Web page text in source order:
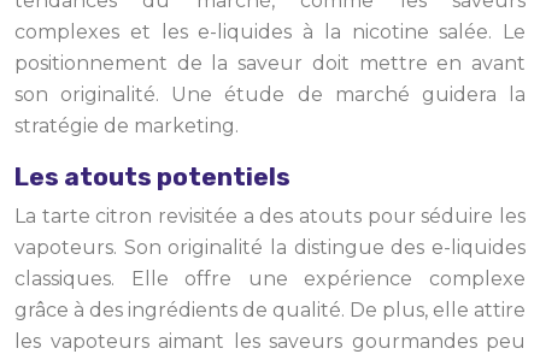
complexes et les e-liquides à la nicotine salée. Le
positionnement de la saveur doit mettre en avant
son originalité. Une étude de marché guidera la
stratégie de marketing.
Les atouts potentiels
La tarte citron revisitée a des atouts pour séduire les
vapoteurs. Son originalité la distingue des e-liquides
classiques. Elle offre une expérience complexe
grâce à des ingrédients de qualité. De plus, elle attire
les vapoteurs aimant les saveurs gourmandes peu